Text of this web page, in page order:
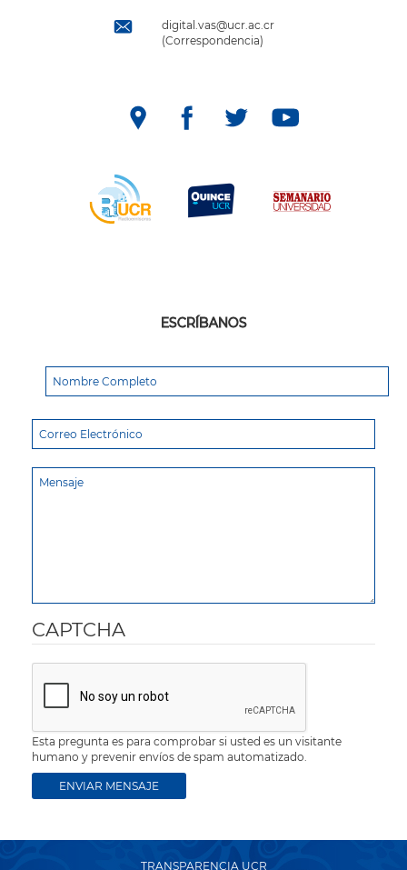
digital.vas@ucr.ac.cr
(Correspondencia)
ESCRÍBANOS
CAPTCHA
Esta pregunta es para comprobar si usted es un visitante
humano y prevenir envíos de spam automatizado.
TRANSPARENCIA UCR